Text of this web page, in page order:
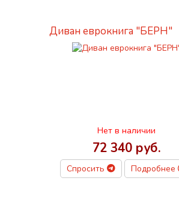
Диван еврокнига "БЕРН"
Нет в наличии
72 340 руб.
Спросить Подробнее